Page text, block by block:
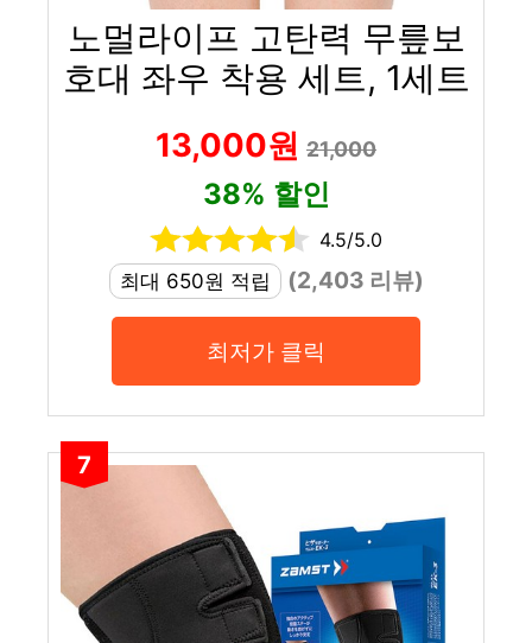
노멀라이프 고탄력 무릎보
호대 좌우 착용 세트, 1세트
13,000원 21,000
38% 할인
4.5/5.0
최대 650원 적립
(2,403 리뷰)
최저가 클릭
7